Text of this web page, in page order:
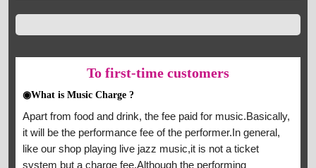
To first-time customers
◉What is Music Charge ?
Apart from food and drink, the fee paid for music.Basically,
it will be the performance fee of the performer.In general,
like our shop playing live jazz music,it is not a ticket
system but a charge fee.Although the performing